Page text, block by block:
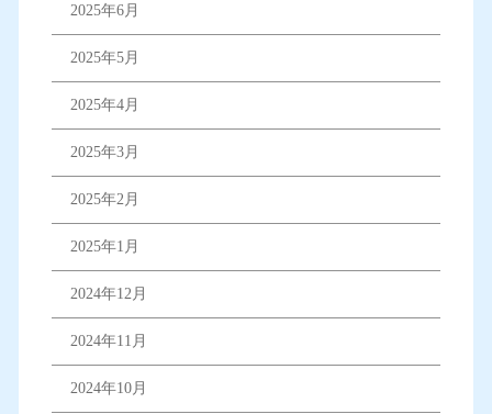
2025年6月
2025年5月
2025年4月
2025年3月
2025年2月
2025年1月
2024年12月
2024年11月
2024年10月